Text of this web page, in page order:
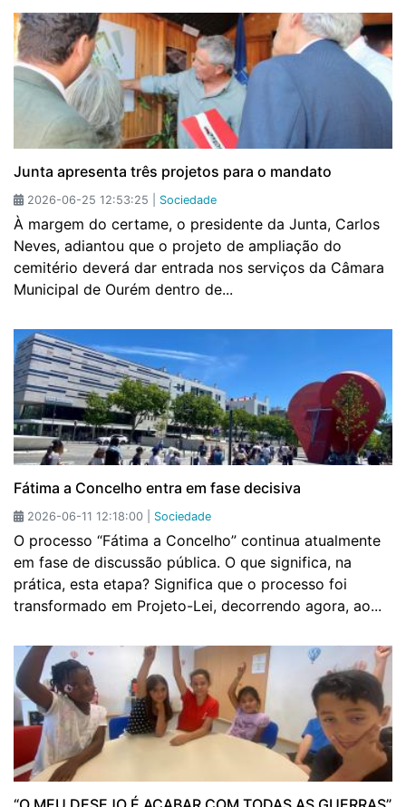
Junta apresenta três projetos para o mandato
2026-06-25 12:53:25 | Sociedade
À margem do certame, o presidente da Junta, Carlos
Neves, adiantou que o projeto de ampliação do
cemitério deverá dar entrada nos serviços da Câmara
Municipal de Ourém dentro de...
Fátima a Concelho entra em fase decisiva
2026-06-11 12:18:00 | Sociedade
O processo “Fátima a Concelho” continua atualmente
em fase de discussão pública. O que significa, na
prática, esta etapa? Significa que o processo foi
transformado em Projeto-Lei, decorrendo agora, ao...